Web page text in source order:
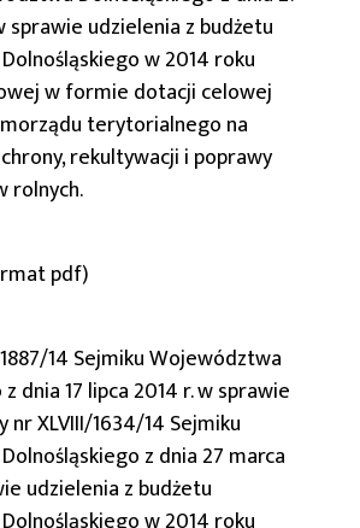
sprawie udzielenia z budżetu
w 2014 roku
w formie dotacji celowej
terytorialnego na
rekultywacji i poprawy
rolnych.
pdf)
14 Sejmiku Województwa
dnia 17 lipca 2014 r. w sprawie
nr XLVIII/1634/14 Sejmiku
z dnia 27 marca
udzielenia z budżetu